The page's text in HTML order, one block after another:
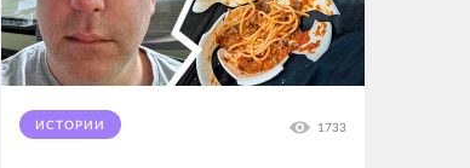
ИСТОРИИ 1733